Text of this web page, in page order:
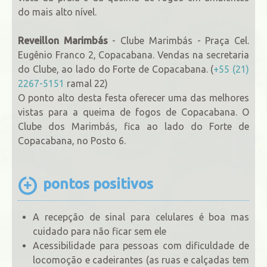
do mais alto nível.
Reveillon Marimbás- Clube Marimbás - Praça Cel.
Eugênio Franco 2, Copacabana. Vendas na secretaria
do Clube, ao lado do Forte de Copacabana. (+55 (21)
2267-5151 ramal 22)
O ponto alto desta festa oferecer uma das melhores
vistas para a queima de fogos de Copacabana. O
Clube dos Marimbás, fica ao lado do Forte de
Copacabana, no Posto 6.
pontos positivos
A recepção de sinal para celulares é boa mas
cuidado para não ficar sem ele
Acessibilidade para pessoas com dificuldade de
locomoção e cadeirantes (as ruas e calçadas tem